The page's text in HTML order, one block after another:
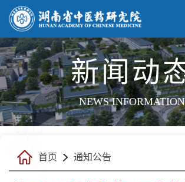
新闻动
NEWS INFORMATION
首页 通知公告